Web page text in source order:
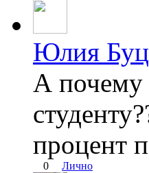
Юлия
А почему
процент
0 Лично